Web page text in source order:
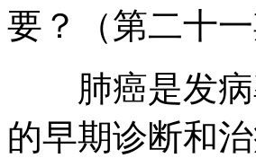
要？（第二十一
肺癌是发病
的早期诊断和